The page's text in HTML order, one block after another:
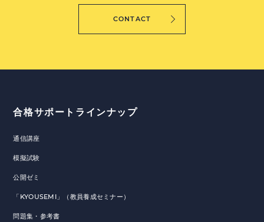
CONTACT
合格サポートラインナップ
通信講座
模擬試験
公開ゼミ
「KYOUSEMI」（教員養成セミナー）
問題集・参考書